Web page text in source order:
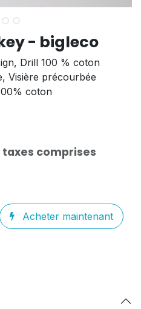
- bigleco
Drill 100 % coton
Visière précourbée
coton
comprises
Acheter maintenant